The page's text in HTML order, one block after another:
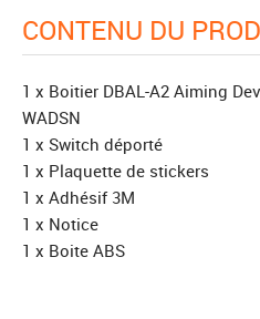
CONTENU DU
1 x Boitier DBAL-A2 Aiming
WADSN
1 x Switch déporté
1 x Plaquette de stickers
1 x Adhésif 3M
1 x Notice
1 x Boite ABS